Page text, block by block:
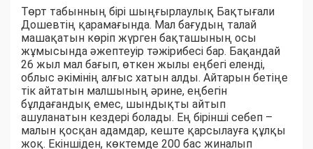
Төрт табынның бірі шыңғырлаулық Бақтығали
Дошевтің қарамағында. Мал бағудың талай
машақатын көріп жүрген бақташының осы
жұмысында әжептеуір тәжірибесі бар. Бақандай
26 жыл мал бағып, өткен жылы еңбегі еленді,
облыс әкімінің алғыс хатын алды. Айтарын бетіңе
тік айтатын малшының әрине, еңбегін
бұлдағандық емес, шындықты айтып
ашуланатын кездері болады. Ең бірінші себеп –
малын қосқан адамдар, кеште қарсылауға құлқы
жоқ. Екіншіден, көктемде 200 бас жиналып